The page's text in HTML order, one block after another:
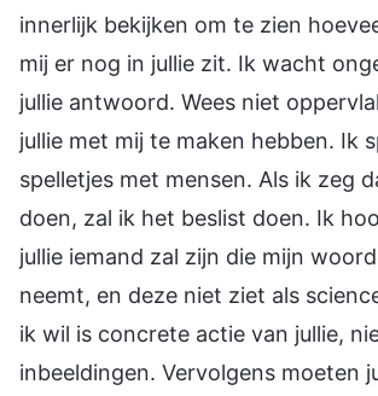
innerlijk bekijken om te zien
mij er nog in jullie zit. Ik wacht
jullie antwoord. Wees niet
jullie met mij te maken hebben. Ik
spelletjes met mensen. Als ik zeg
doen, zal ik het beslist doen. Ik
jullie iemand zal zijn die mijn
neemt, en deze niet ziet als
ik wil is concrete actie van jullie,
inbeeldingen. Vervolgens moeten